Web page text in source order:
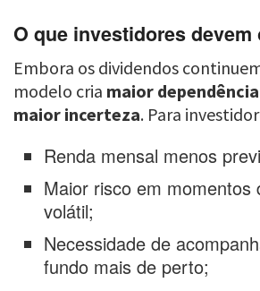
O que investidores devem
Embora os dividendos
modelo cria maior
maior incerteza. Para
Renda mensal menos
Maior risco em momentos
volátil;
Necessidade de
fundo mais de perto;